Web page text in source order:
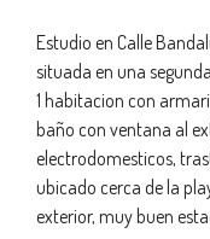
Estudio en Calle
situada en una
1 habitacion con
baño con ventana al
electrodomesticos,
ubicado cerca de la
exterior, muy buen